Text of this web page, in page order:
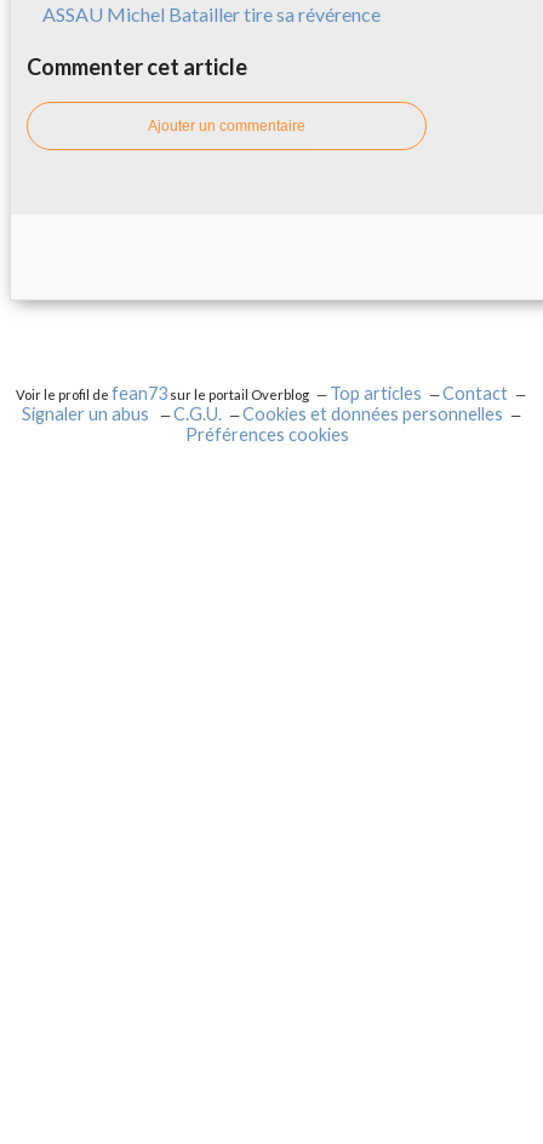
ASSAU Michel Batailler tire sa révérence
Commenter cet article
Ajouter un commentaire
Voir le profil defean73 sur le portail Overblog Top articles
Contact
Signaler un abus
C.G.U.
Cookies et données personnelles
Préférences cookies